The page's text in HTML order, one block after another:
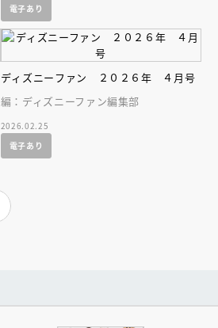
電子あり
ディズニーファン ２０２６年 ４月号
編：ディズニーファン編集部
2026.02.25
電子あり